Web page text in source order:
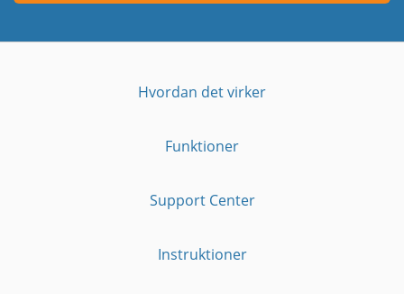
Hvordan det virker
Funktioner
Support Center
Instruktioner